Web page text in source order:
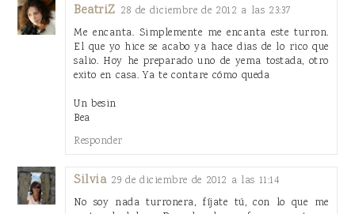
BeatriZ 28 de diciembre de 2012 a las 23:37
Me encanta. Simplemente me encanta este turron.
El que yo hice se acabo ya hace dias de lo rico que
salio. Hoy he preparado uno de yema tostada, otro
exito en casa. Ya te contare cómo queda
Un besin
Bea
Responder
Silvia 29 de diciembre de 2012 a las 11:14
No soy nada turronera, fíjate tú, con lo que me